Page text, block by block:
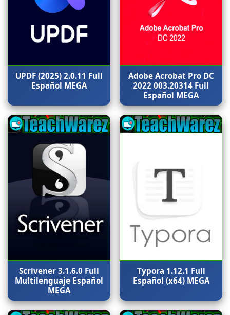
UPDF (2025) 2.0.11 Full
Español MEGA
Adobe Acrobat Pro DC
2022 003.20314 Full
Español MEGA
Scrivener 3.1.6.0 Full
Multilenguaje Español
MEGA
Typora 1.12.1 Full
Español (x64) MEGA